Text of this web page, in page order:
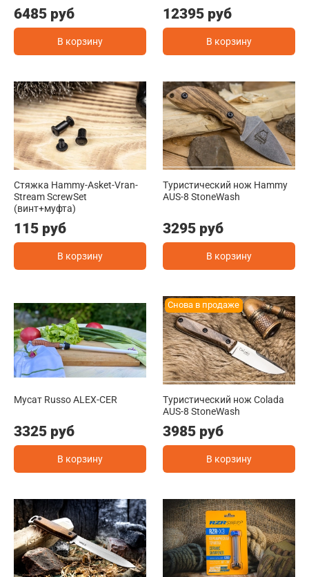
6485 руб
В корзину
12395 руб
В корзину
Стяжка Hammy-Asket-Vran-
Stream ScrewSet
(винт+муфта)
115 руб
В корзину
Туристический нож Hammy
AUS-8 StoneWash
3295 руб
В корзину
Мусат Russo ALEX-CER
3325 руб
В корзину
Снова в продаже
Туристический нож Colada
AUS-8 StoneWash
3985 руб
В корзину